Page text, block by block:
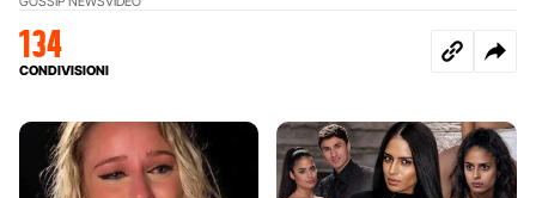
134
CONDIVISIONI